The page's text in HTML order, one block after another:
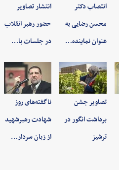
انتصاب دکتر
محسن رضایی به
عنوان نماینده…
انتشار تصاویر
حضور رهبر انقلاب
در جلسات با…
تصاویر جشن
برداشت انگور در
ترشیز
ناگفته‌های روز
شهادت رهبرشهید
از زبان سردار…